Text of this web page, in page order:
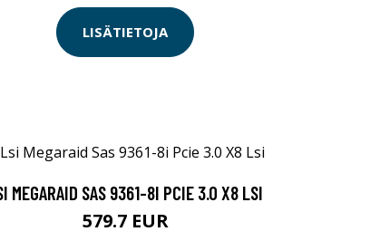
LISÄTIETOJA
MEGARAID SAS 9361-8I PCIE 3.0 X8 LSI
579.7 EUR